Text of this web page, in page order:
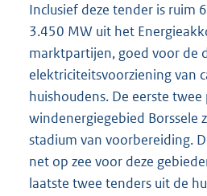
Inclusief deze tender is ruim
3.450 MW uit het
marktpartijen, goed voor de
elektriciteitsvoorziening van
huishoudens. De eerste
windenergiegebied Borssele
stadium van voorbereiding.
net op zee voor deze
laatste twee tenders uit de